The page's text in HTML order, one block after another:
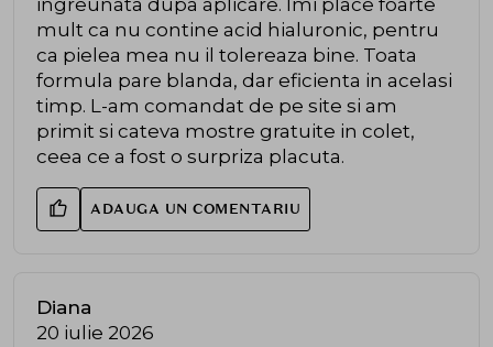
mult ca nu contine acid hialuronic, pentru
ca pielea mea nu il tolereaza bine. Toata
formula pare blanda, dar eficienta in acelasi
timp. L-am comandat de pe site si am
primit si cateva mostre gratuite in colet,
ceea ce a fost o surpriza placuta.
ADAUGA UN COMENTARIU
Diana
20 iulie 2026